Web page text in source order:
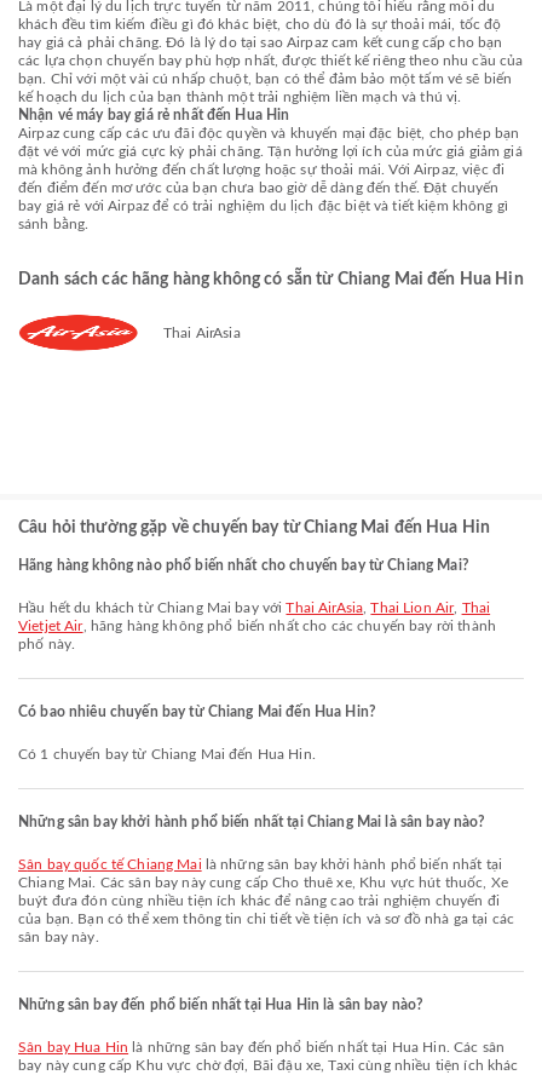
Là một đại lý du lịch trực tuyến từ năm 2011, chúng tôi hiểu rằng mỗi du
khách đều tìm kiếm điều gì đó khác biệt, cho dù đó là sự thoải mái, tốc độ
hay giá cả phải chăng. Đó là lý do tại sao Airpaz cam kết cung cấp cho bạn
các lựa chọn chuyến bay phù hợp nhất, được thiết kế riêng theo nhu cầu của
bạn. Chỉ với một vài cú nhấp chuột, bạn có thể đảm bảo một tấm vé sẽ biến
kế hoạch du lịch của bạn thành một trải nghiệm liền mạch và thú vị.
Nhận vé máy bay giá rẻ nhất đến Hua Hin
Airpaz cung cấp các ưu đãi độc quyền và khuyến mại đặc biệt, cho phép bạn
đặt vé với mức giá cực kỳ phải chăng. Tận hưởng lợi ích của mức giá giảm giá
mà không ảnh hưởng đến chất lượng hoặc sự thoải mái. Với Airpaz, việc đi
đến điểm đến mơ ước của bạn chưa bao giờ dễ dàng đến thế. Đặt chuyến
bay giá rẻ với Airpaz để có trải nghiệm du lịch đặc biệt và tiết kiệm không gì
sánh bằng.
Danh sách các hãng hàng không có sẵn từ Chiang Mai đến Hua Hin
Thai AirAsia
Câu hỏi thường gặp về chuyến bay từ Chiang Mai đến Hua Hin
Hãng hàng không nào phổ biến nhất cho chuyến bay từ Chiang Mai?
Hầu hết du khách từ Chiang Mai bay vớiThai AirAsia ,Thai Lion Air, Thai
Vietjet Air, hãng hàng không phổ biến nhất cho các chuyến bay rời thành
phố này.
Có bao nhiêu chuyến bay từ Chiang Mai đến Hua Hin?
Có 1 chuyến bay từ Chiang Mai đến Hua Hin.
Những sân bay khởi hành phổ biến nhất tại Chiang Mai là sân bay nào?
Sân bay quốc tế Chiang Mai là những sân bay khởi hành phổ biến nhất tại
Chiang Mai. Các sân bay này cung cấp Cho thuê xe, Khu vực hút thuốc, Xe
buýt đưa đón cùng nhiều tiện ích khác để nâng cao trải nghiệm chuyến đi
của bạn. Bạn có thể xem thông tin chi tiết về tiện ích và sơ đồ nhà ga tại các
sân bay này.
Những sân bay đến phổ biến nhất tại Hua Hin là sân bay nào?
Sân bay Hua Hin là những sân bay đến phổ biến nhất tại Hua Hin. Các sân
bay này cung cấp Khu vực chờ đợi, Bãi đậu xe, Taxi cùng nhiều tiện ích khác